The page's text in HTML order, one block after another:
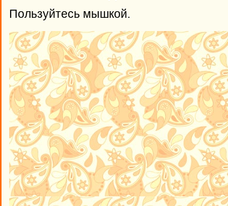
Пользуйтесь мышкой.